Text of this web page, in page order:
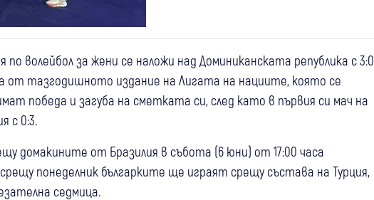
волейбол за жени се наложи над Доминиканската република с 3:0
от тазгодишното издание на Лигата на нациите, която се
победа и загуба на сметката си, след като в първия си мач на
с 0:3.
домакините от Бразилия в събота (6 юни) от 17:00 часа
понеделник българките ще играят срещу състава на Турция,
седмица.